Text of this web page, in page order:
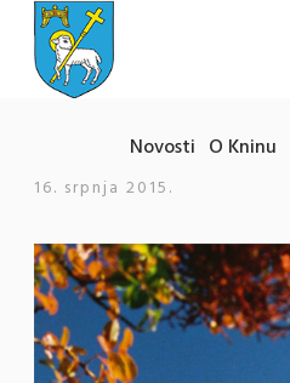
Novosti O Kninu
16. srpnja 2015.